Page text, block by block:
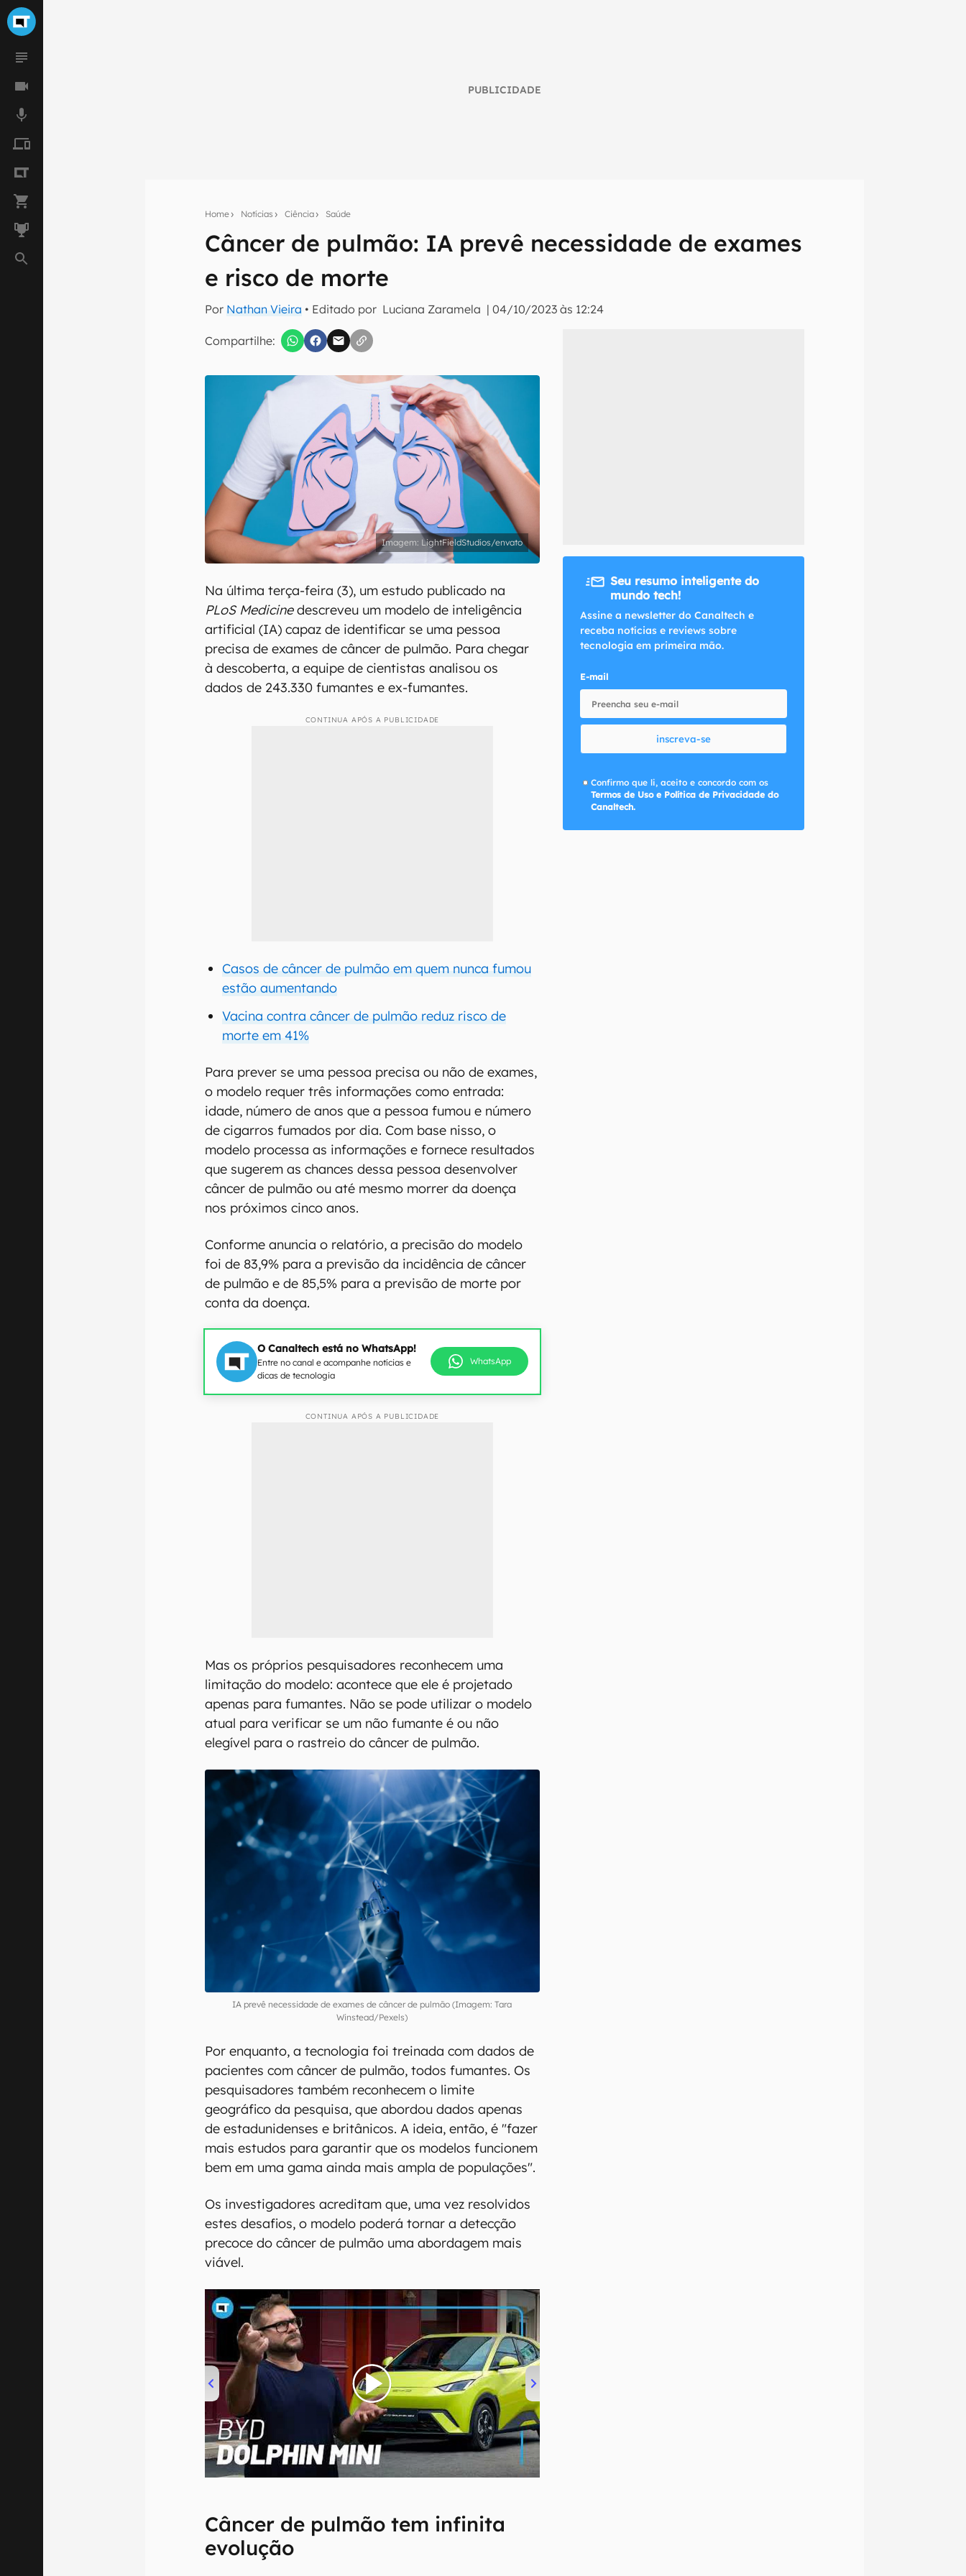
PUBLICIDADE
Home Notícias Ciência Saúde
Câncer de pulmão: IA prevê necessidade de exames
e risco de morte
Por Nathan Vieira • Editado por Luciana Zaramela |04/10/2023 às 12:24
Compartilhe:
Seu resumo inteligente do mundo tech!
Assine a newsletter do Canaltech e receba notícias e reviews sobre tecnologia em primeira
mão.
E-mail
inscreva-se
Confirmo que li, aceito e concordo com os Termos de Uso e Política de Privacidade do Canaltech.
LightFieldStudios/envato
Na última terça-feira (3), um estudo publicado na
PLoS Medicinedescreveu um modelo de inteligência
artificial (IA) capaz de identificar se uma pessoa
precisa de exames de câncer de pulmão. Para chegar
à descoberta, a equipe de cientistas analisou os
dados de 243.330 fumantes e ex-fumantes.
CONTINUA APÓS A PUBLICIDADE
Casos de câncer de pulmão em quem nunca fumou
estão aumentando
Vacina contra câncer de pulmão reduz risco de
morte em 41%
Para prever se uma pessoa precisa ou não de exames,
o modelo requer três informações como entrada:
idade, número de anos que a pessoa fumou e número
de cigarros fumados por dia. Com base nisso, o
modelo processa as informações e fornece resultados
que sugerem as chances dessa pessoa desenvolver
câncer de pulmão ou até mesmo morrer da doença
nos próximos cinco anos.
Conforme anuncia o relatório, a precisão do modelo
foi de 83,9% para a previsão da incidência de câncer
de pulmão e de 85,5% para a previsão de morte por
conta da doença.
O Canaltech está no WhatsApp!
Entre no canal e acompanhe notícias e
dicas de tecnologia
WhatsApp
CONTINUA APÓS A PUBLICIDADE
Mas os próprios pesquisadores reconhecem uma
limitação do modelo: acontece que ele é projetado
apenas para fumantes. Não se pode utilizar o modelo
atual para verificar se um não fumante é ou não
elegível para o rastreio do câncer de pulmão.
IA prevê necessidade de exames de câncer de pulmão (Imagem: Tara
Winstead/Pexels)
Por enquanto, a tecnologia foi treinada com dados de
pacientes com câncer de pulmão, todos fumantes. Os
pesquisadores também reconhecem o limite
geográfico da pesquisa, que abordou dados apenas
de estadunidenses e britânicos. A ideia, então, é "fazer
mais estudos para garantir que os modelos funcionem
bem em uma gama ainda mais ampla de populações".
Os investigadores acreditam que, uma vez resolvidos
estes desafios, o modelo poderá tornar a detecção
precoce do câncer de pulmão uma abordagem mais
viável.
00:00/04:07
Câncer de pulmão tem infinita
evolução
Seu resumo inteligente do
mundo tech!
Assine a newsletter do Canaltech e
receba notícias e reviews sobre
tecnologia em primeira mão.
E-mail
inscreva-se
Confirmo que li, aceito e concordo com os
Termos de Uso e Política de Privacidade do
Canaltech.